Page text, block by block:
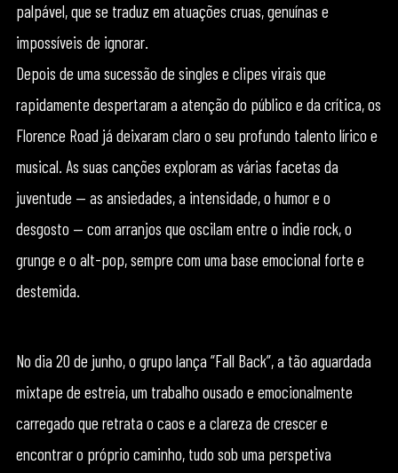
palpável, que se traduz em atuações cruas, genuínas e
impossíveis de ignorar.
Depois de uma sucessão de singles e clipes virais que
rapidamente despertaram a atenção do público e da crítica, os
Florence Road já deixaram claro o seu profundo talento lírico e
musical. As suas canções exploram as várias facetas da
juventude — as ansiedades, a intensidade, o humor e o
desgosto — com arranjos que oscilam entre o indie rock, o
grunge e o alt-pop, sempre com uma base emocional forte e
destemida.
No dia 20 de junho, o grupo lança “Fall Back”, a tão aguardada
mixtape de estreia, um trabalho ousado e emocionalmente
carregado que retrata o caos e a clareza de crescer e
encontrar o próprio caminho, tudo sob uma perspetiva